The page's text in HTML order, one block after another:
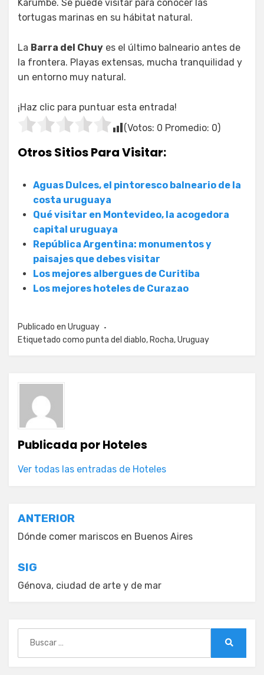
Karumbé. Se puede visitar para conocer las
tortugas marinas en su hábitat natural.
La Barra del Chuy es el último balneario antes de
la frontera. Playas extensas, mucha tranquilidad y
un entorno muy natural.
¡Haz clic para puntuar esta entrada!
(Votos: 0 Promedio: 0)
Otros Sitios Para Visitar:
Aguas Dulces, el pintoresco balneario de la
costa uruguaya
Qué visitar en Montevideo, la acogedora
capital uruguaya
República Argentina: monumentos y
paisajes que debes visitar
Los mejores albergues de Curitiba
Los mejores hoteles de Curazao
Publicado en Uruguay
Etiquetado como punta del diablo, Rocha,Uruguay
Publicada porHoteles
Ver todas las entradas de Hoteles
Navegación
de
entradas
ANTERIOR
Dónde comer mariscos en Buenos Aires
SIG
Génova, ciudad de arte y de mar